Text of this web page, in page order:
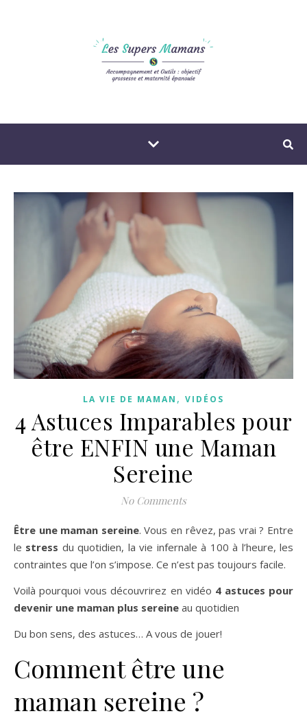
LA VIE DE MAMAN , VIDÉOS
4 Astuces Imparables pour
être ENFIN une Maman
Sereine
No Comments
Être une maman sereine. Vous en rêvez, pas vrai ? Entre
le stress du quotidien, la vie infernale à 100 à l’heure, les
contraintes que l’on s’impose. Ce n’est pas toujours facile.
Voilà pourquoi vous découvrirez en vidéo 4 astuces pour
devenir une maman plus sereine au quotidien
Du bon sens, des astuces… A vous de jouer!
Comment être une
maman sereine ?